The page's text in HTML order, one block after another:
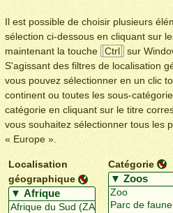
Il est possible de choisir plusieurs
sélection ci-dessous en cliquant sur
maintenant la touche
Ctrl sur
S'agissant des filtres de localisation
vous pouvez sélectionner en un clic
continent ou toutes les sous-
catégorie en cliquant sur le titre
vous souhaitez sélectionner tous les
« Europe ».
Localisation
géographique
Catégorie